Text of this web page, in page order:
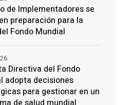
de Implementadores se
preparación para la
Fondo Mundial
Directiva del Fondo
adopta decisiones
para gestionar en un